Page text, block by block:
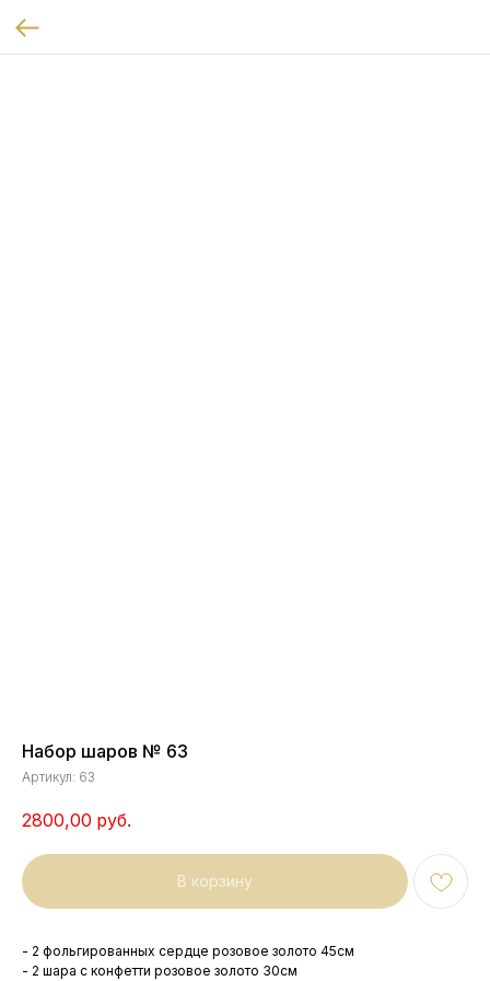
Набор шаров № 63
Артикул: 63
2800,00 руб.
В корзину
- 2 фольгированных сердце розовое золото 45см
- 2 шара с конфетти розовое золото 30см